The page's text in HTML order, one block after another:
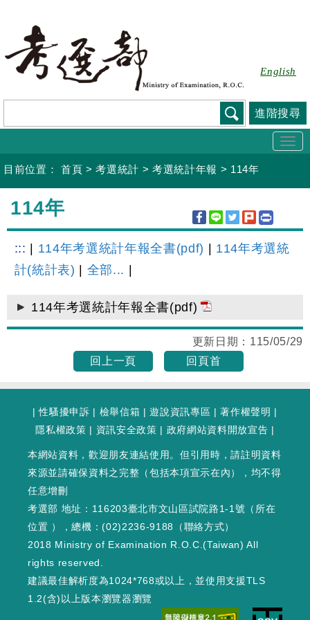
要
容
English
進階搜尋
目前位置： 首頁 >考選統計 >考選統計年報 > 114年
114年
::: 114年考選統計年報全書(pdf)
114年考選統
計(統計表)
全部...
114年考選統計年報全書(pdf)
更新日期： 115/05/29
回上一頁
回頁首
|性騷擾申訴 | 檢舉信箱 |遊說資訊專區 |著作權聲明 |
隱私權政策 | 資訊安全政策 | 政府網站資料開放宣告 |
本網站資料，歡迎朋友連結使用。但引用時，請註明資料
來源並請確保資料之完整（包括本項宣示在內），均不得
任意增刪
考選部 地址：116203臺北市文山區試院路1-1號（ 所在
位置 ），總機：(02)2236-9188（聯絡方式）
2018 Ministry of Examination R.O.C.(Taiwan) All
rights reserved.
建議最佳解析度為1024*768或以上，並使用支援TLS
1.2(含)以上版本瀏覽器瀏覽